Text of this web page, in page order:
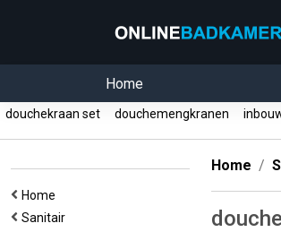
Home
douchekraan set douchemengkranen
Home
Sanitair
Home